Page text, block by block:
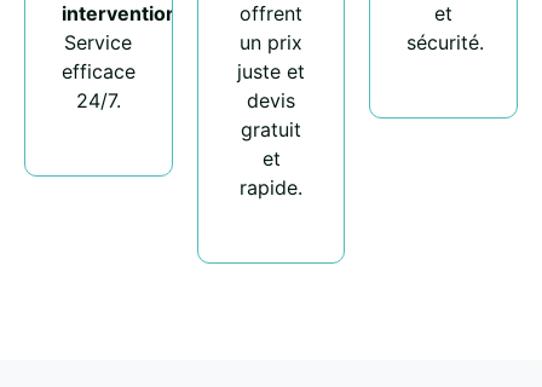
intervention
Service
efficace
24/7.
offrent
un prix
juste et
devis
gratuit
et
rapide.
et
sécurité.